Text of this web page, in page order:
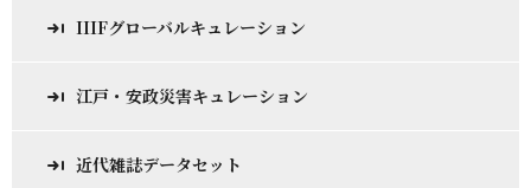
IIIFグローバルキュレーション
江戸・安政災害キュレーション
近代雑誌データセット